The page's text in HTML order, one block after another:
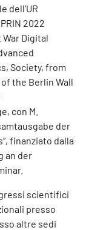
dell'UR
2022
Digital
Society, from
the Berlin Wall
con M.
der
finanziato dalla
an der
scientifici
presso
altre sedi